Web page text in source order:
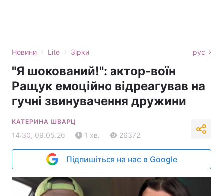
Новини › Lite › Зірки рус
"Я шокований!": актор-воїн
Ращук емоційно відреагував на
гучні звинувачення дружини
КАТЕРИНА ШВАРЦ
14:30, 09.05.26 1 хв. 26372
Підпишіться на нас в Google